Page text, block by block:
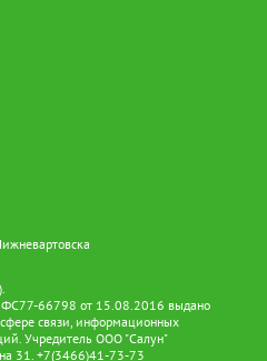
ФС77-66798 от 15.08.2016 выдано
связи, информационных
Учредитель ООО "Салун"
31. +7(3466)41-73-73